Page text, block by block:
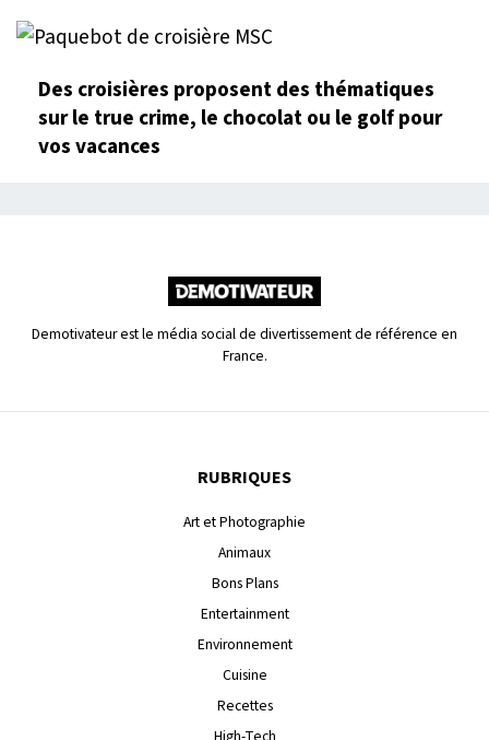
Des croisières proposent des thématiques
sur le true crime, le chocolat ou le golf pour
vos vacances
Demotivateur est le média social de divertissement de référence en
France.
RUBRIQUES
Art et Photographie
Animaux
Bons Plans
Entertainment
Environnement
Cuisine
Recettes